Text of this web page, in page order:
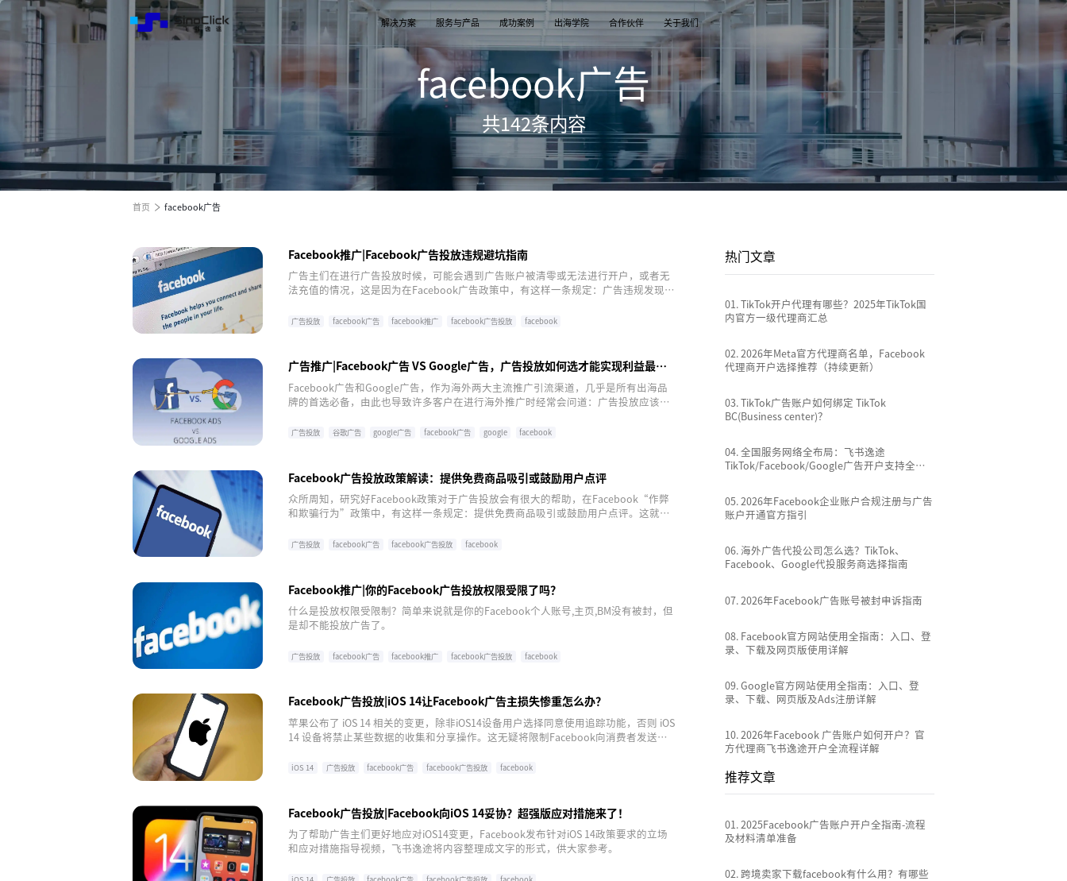
解决方案 服务与产品 成功案例 出海学院 合作伙伴 关于我们
跨境电商全渠道效果营销
TikTok Shop
从商店创建，到策划广告投放和达人营销利用创
意和达人实现TikTok爆炸性增长
独立站
用个性化独立站高效承接兴趣流量跑通从拉新到
复购的私域增长飞轮
通过关键词策略、平台广告优化和流量加权撬动
跨境电商全渠道效果营销
出海培训
TikTok Shop课程 | 独立站课程 | 亚马逊课程
开店/建站
TikTok Shop开店 | Shopify建站 | 亚马逊开店 1v1投放顾问 | AI智能投放 | 海外广告代投
达人营销 媒介采买 全链路代运营
跨境电商全渠道效果营销
品牌介绍
飞书逸途，成长型跨境电商运营解决方案
品牌新闻
公司及品牌最新业务发展动态 跨境电商行业热点新闻消息
行业报告
facebook广告
共142条内容
首页 facebook广告
Facebook推广|Facebook广告投放违规避坑指南
广告主们在进行广告投放时候，可能会遇到广告账户被清零或无法进行开户，或者无
法充值的情况，这是因为在Facebook广告政策中，有这样一条规定：广告违规发现控
Facebook广告投放违规避坑指南。
广告投放 facebook广告 facebook推广 facebook广告投放 facebook
广告推广|Facebook广告 VS Google广告，广告投放如何选才能实现利益最大
化?
Facebook广告和Google广告，作为海外两大主流推广引流渠道，几乎是所有出海品
牌的首选必备，由此也导致许多客户在进行海外推广时经常会问道：广告投放应该选
广告投放 谷歌广告 google广告 facebook广告 google facebook
Facebook广告投放政策解读：提供免费商品吸引或鼓励用户点评
众所周知，研究好Facebook政策对于广告投放会有很大的帮助，在Facebook“作弊
和欺骗行为”政策中，有这样一条规定：提供免费商品吸引或鼓励用户点评。这就意
会被拒登。
广告投放 facebook广告 facebook广告投放 facebook
Facebook推广|你的Facebook广告投放权限受限了吗？
什么是投放权限受限制？简单来说就是你的Facebook个人账号,主页,BM没有被封，但
是却不能投放广告了。
广告投放 facebook广告 facebook推广 facebook广告投放 facebook
Facebook广告投放|iOS 14让Facebook广告主损失惨重怎么办？
苹果公布了 iOS 14 相关的变更，除非iOS14设备用户选择同意使用追踪功能，否则 iOS
14 设备将禁止某些数据的收集和分享操作。这无疑将限制Facebook向消费者发送定
的。
iOS 14 广告投放 facebook广告 facebook广告投放 facebook
Facebook广告投放|Facebook向iOS 14妥协？超强版应对措施来了！
为了帮助广告主们更好地应对iOS14变更，Facebook发布针对iOS 14政策要求的立场
和应对措施指导视频，飞书逸途将内容整理成文字的形式，供大家参考。
热门文章
01.TikTok开户代理有哪些？2025年TikTok国
内官方一级代理商汇总
02.2026年Meta官方代理商名单，Facebook
代理商开户选择推荐（持续更新）
03.TikTok广告账户如何绑定 TikTok
BC(Business center)？
04.全国服务网络全布局：飞书逸途
TikTok/Facebook/Google广告开户支持全国
05.2026年Facebook企业账户合规注册与广告
账户开通官方指引
06.海外广告代投公司怎么选？TikTok、
Facebook、Google代投服务商选择指南
07.2026年Facebook广告账号被封申诉指南
08. Facebook官方网站使用全指南：入口、登
录、下载及网页版使用详解
09.Google官方网站使用全指南：入口、登
录、下载、网页版及Ads注册详解
10.2026年Facebook 广告账户如何开户？官
方代理商飞书逸途开户全流程详解
推荐文章
01.2025Facebook广告账户开户全指南-流程
及材料清单准备
02. 跨境卖家下载facebook有什么用？有哪些